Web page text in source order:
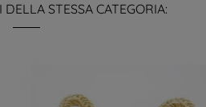
STESSA CATEGORIA: